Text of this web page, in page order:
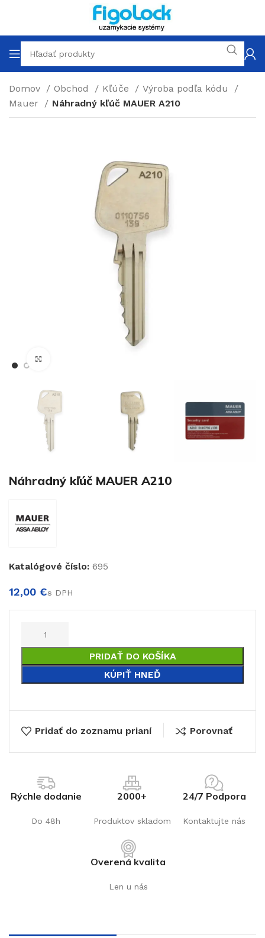
Domov Obchod Kľúče
Výroba podľa kódu
Mauer
Náhradný kľúč MAUER A210
Náhradný kľúč MAUER A210
Katalógové číslo: 695
€
PRIDAŤ DO KOŠÍKA
KÚPIŤ HNEĎ
Pridať do zoznamu prianí Porovnať
Rýchle dodanie
Do 48h
2000+
Produktov skladom
24/7 Podpora
Kontaktujte nás
Overená kvalita
Len u nás